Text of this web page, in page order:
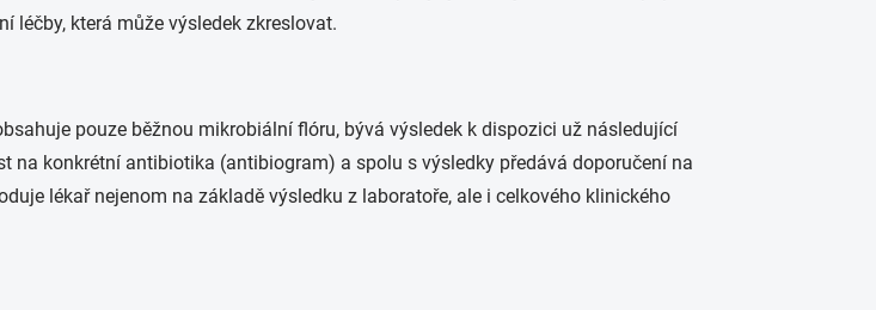
léčby, která může výsledek zkreslovat.
pouze běžnou mikrobiální flóru, bývá výsledek k dispozici už následující
na konkrétní antibiotika (antibiogram) a spolu s výsledky předává doporučení na
lékař nejenom na základě výsledku z laboratoře, ale i celkového klinického